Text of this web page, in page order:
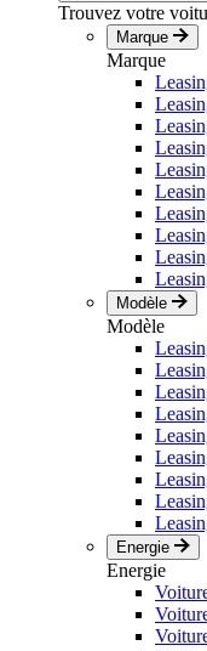
Trouvez votre
Marque
Marque
Modèle
Modèle
Energie
Energie